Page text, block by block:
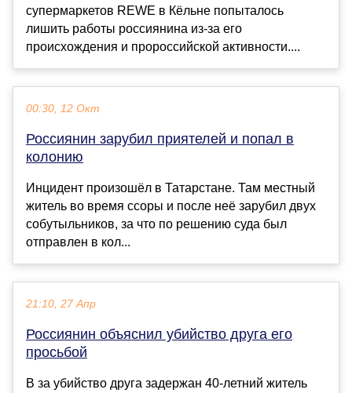
супермаркетов REWE в Кёльне попыталось
лишить работы россиянина из-за его
происхождения и пророссийской активности....
00:30, 12 Окт
Россиянин зарубил приятелей и попал в
колонию
Инцидент произошёл в Татарстане. Там местный
житель во время ссоры и после неё зарубил двух
собутыльников, за что по решению суда был
отправлен в кол...
21:10, 27 Апр
Россиянин объяснил убийство друга его
просьбой
В за убийство друга задержан 40-летний житель